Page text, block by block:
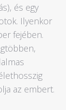
és egy
Ilyenkor
fejében.
az embert.